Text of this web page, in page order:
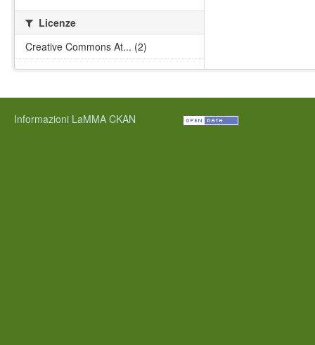
Licenze
Creative Commons At... (2)
Informazioni LaMMA CKAN